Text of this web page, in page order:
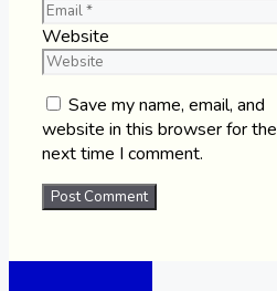
Website
Save my name, email, and
website in this browser for the
next time I comment.